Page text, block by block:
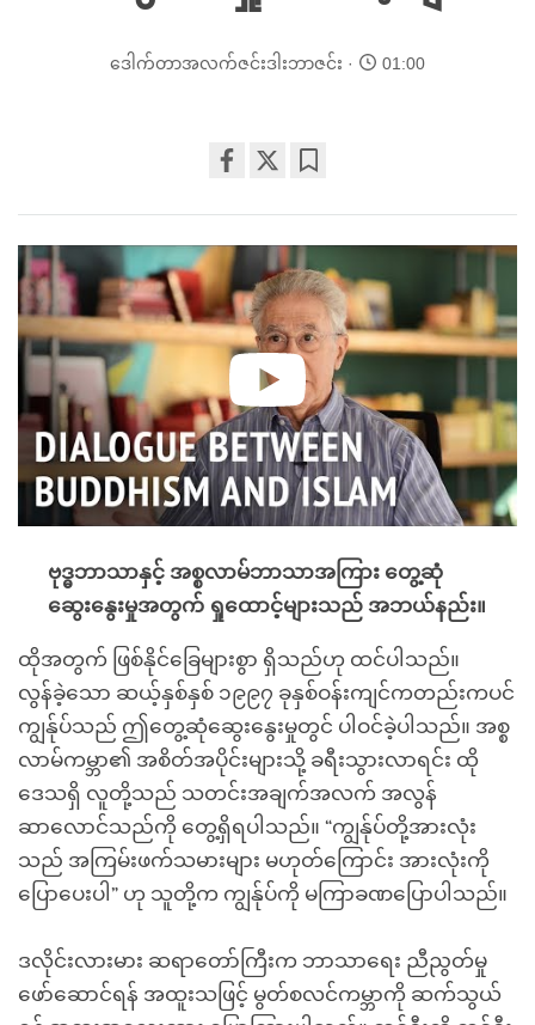
ဒေါက်တာအလက်ဇင်းဒါးဘာဇင်း 01:00
on
facebook
ဗုဒ္ဓဘာသာနှင့် အစ္စလာမ်ဘာသာအကြား တွေ့ဆုံ
ဆွေးနွေးမှုအတွက် ရှုထောင့်များသည် အဘယ်နည်း။
ထိုအတွက် ဖြစ်နိုင်ခြေများစွာ ရှိသည်ဟု ထင်ပါသည်။
လွန်ခဲ့သော ဆယ့်နှစ်နှစ် ၁၉၉၇ ခုနှစ်ဝန်းကျင်ကတည်းကပင်
ကျွန်ုပ်သည် ဤတွေ့ဆုံဆွေးနွေးမှုတွင် ပါဝင်ခဲ့ပါသည်။ အစ္စ
လာမ်ကမ္ဘာ၏ အစိတ်အပိုင်းများသို့ ခရီးသွားလာရင်း ထို
ဒေသရှိ လူတို့သည် သတင်းအချက်အလက် အလွန်
ဆာလောင်သည်ကို တွေ့ရှိရပါသည်။ “ကျွန်ုပ်တို့အားလုံး
သည် အကြမ်းဖက်သမားများ မဟုတ်ကြောင်း အားလုံးကို
ပြောပေးပါ” ဟု သူတို့က ကျွန်ုပ်ကို မကြာခဏပြောပါသည်။
ဒလိုင်းလားမား ဆရာတော်ကြီးက ဘာသာရေး ညီညွတ်မှု
ဖော်ဆောင်ရန် အထူးသဖြင့် မွတ်စလင်ကမ္ဘာကို ဆက်သွယ်